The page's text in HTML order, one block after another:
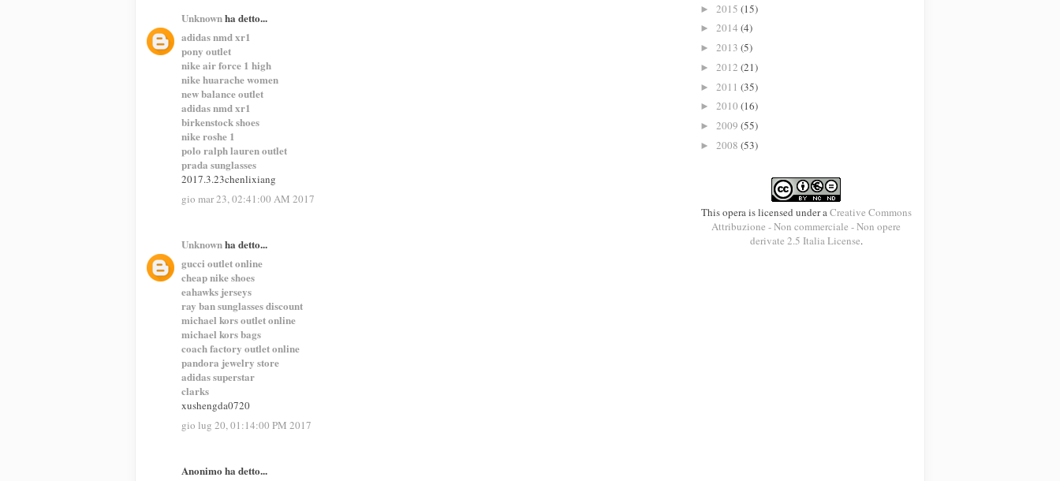
Unknownha detto...
adidas nmd xr1
pony outlet
nike air force 1 high
nike huarache women
new balance outlet
adidas nmd xr1
birkenstock shoes
nike roshe 1
polo ralph lauren outlet
prada sunglasses
2017.3.23chenlixiang
gio mar 23, 02:41:00 AM 2017
Unknownha detto...
gucci outlet online
cheap nike shoes
eahawks jerseys
ray ban sunglasses discount
michael kors outlet online
michael kors bags
coach factory outlet online
pandora jewelry store
adidas superstar
clarks
xushengda0720
gio lug 20, 01:14:00 PM 2017
Anonimo ha detto...
► 2015 (15)
► 2014 (4)
► 2013 (5)
► 2012 (21)
► 2011 (35)
► 2010 (16)
► 2009 (55)
► 2008 (53)
This opera is licensed under aCreative Commons
Attribuzione - Non commerciale - Non opere
derivate 2.5 Italia License.